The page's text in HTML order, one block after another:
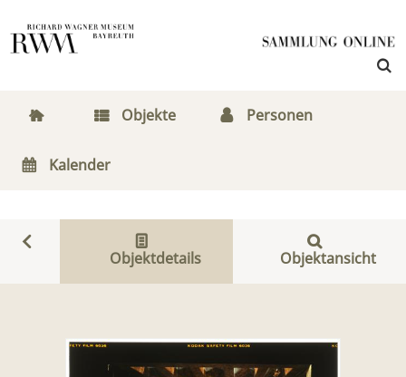
Objekte Personen
Kalender
Objektdetails Objektansicht